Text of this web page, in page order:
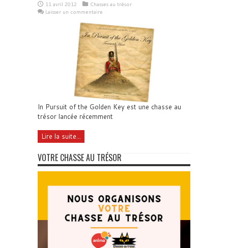
11 avril 2012
Chasses au trésor
Laisser un commentaire
In Pursuit of the Golden Key est une chasse au
trésor lancée récemment
Lire la suite...
VOTRE CHASSE AU TRÉSOR